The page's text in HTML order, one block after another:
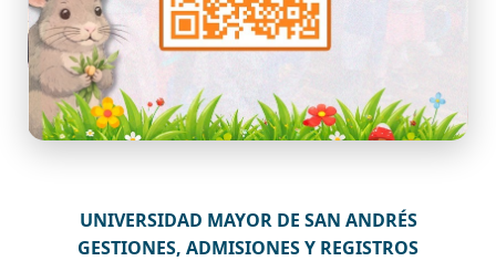
UNIVERSIDAD MAYOR DE SAN ANDRÉS
GESTIONES, ADMISIONES Y REGISTROS